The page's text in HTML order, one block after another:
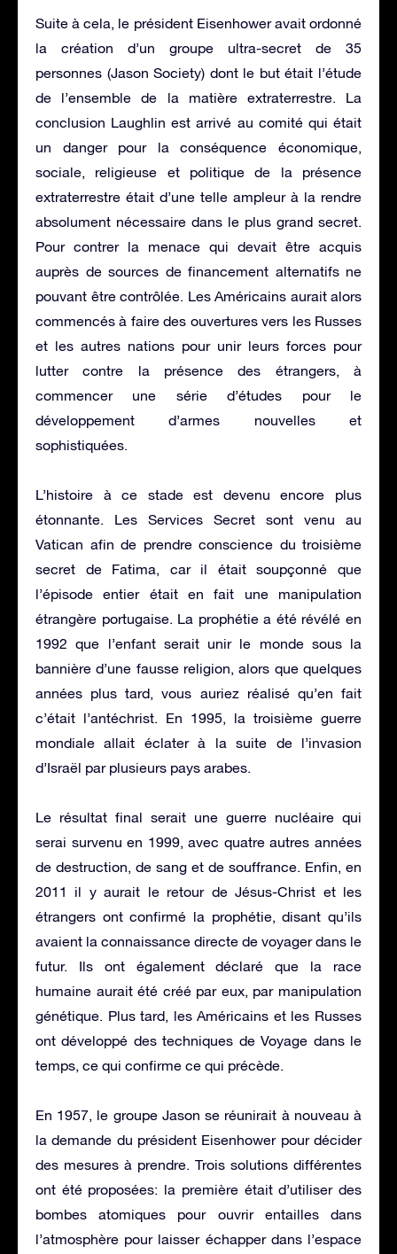
Suite à cela, le président Eisenhower avait ordonné
la création d’un groupe ultra-secret de 35
personnes (Jason Society) dont le but était l’étude
de l’ensemble de la matière extraterrestre. La
conclusion Laughlin est arrivé au comité qui était
un danger pour la conséquence économique,
sociale, religieuse et politique de la présence
extraterrestre était d’une telle ampleur à la rendre
absolument nécessaire dans le plus grand secret.
Pour contrer la menace qui devait être acquis
auprès de sources de financement alternatifs ne
pouvant être contrôlée. Les Américains aurait alors
commencés à faire des ouvertures vers les Russes
et les autres nations pour unir leurs forces pour
lutter contre la présence des étrangers, à
commencer une série d’études pour le
développement d’armes nouvelles et
sophistiquées.
L’histoire à ce stade est devenu encore plus
étonnante. Les Services Secret sont venu au
Vatican afin de prendre conscience du troisième
secret de Fatima, car il était soupçonné que
l’épisode entier était en fait une manipulation
étrangère portugaise. La prophétie a été révélé en
1992 que l’enfant serait unir le monde sous la
bannière d’une fausse religion, alors que quelques
années plus tard, vous auriez réalisé qu’en fait
c’était l’antéchrist. En 1995, la troisième guerre
mondiale allait éclater à la suite de l’invasion
d’Israël par plusieurs pays arabes.
Le résultat final serait une guerre nucléaire qui
serai survenu en 1999, avec quatre autres années
de destruction, de sang et de souffrance. Enfin, en
2011 il y aurait le retour de Jésus-Christ et les
étrangers ont confirmé la prophétie, disant qu’ils
avaient la connaissance directe de voyager dans le
futur. Ils ont également déclaré que la race
humaine aurait été créé par eux, par manipulation
génétique. Plus tard, les Américains et les Russes
ont développé des techniques de Voyage dans le
temps, ce qui confirme ce qui précède.
En 1957, le groupe Jason se réunirait à nouveau à
la demande du président Eisenhower pour décider
des mesures à prendre. Trois solutions différentes
ont été proposées: la première était d’utiliser des
bombes atomiques pour ouvrir entailles dans
l’atmosphère pour laisser échapper dans l’espace